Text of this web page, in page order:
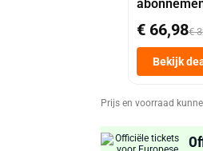
€ 66,98€
Bekijk
Prijs en voorraad